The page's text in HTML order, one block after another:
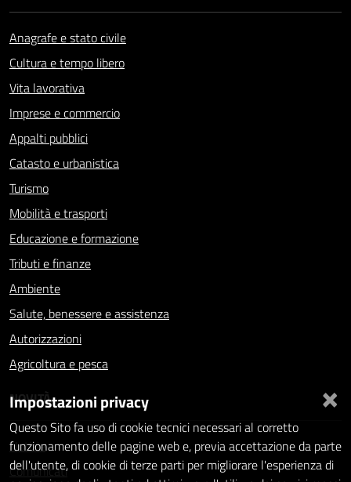
Anagrafe e stato civile
Cultura e tempo libero
Vita lavorativa
Imprese e commercio
Appalti pubblici
Catasto e urbanistica
Turismo
Mobilità e trasporti
Educazione e formazione
Tributi e finanze
Ambiente
Salute, benessere e assistenza
Autorizzazioni
Agricoltura e pesca
NOVITÀ
Notizie
Comunicati
×
Impostazioni privacy
Questo Sito fa uso di cookie tecnici necessari al corretto
funzionamento delle pagine web e, previa accettazione da parte
dell'utente, di cookie di terze parti per migliorare l'esperienza di